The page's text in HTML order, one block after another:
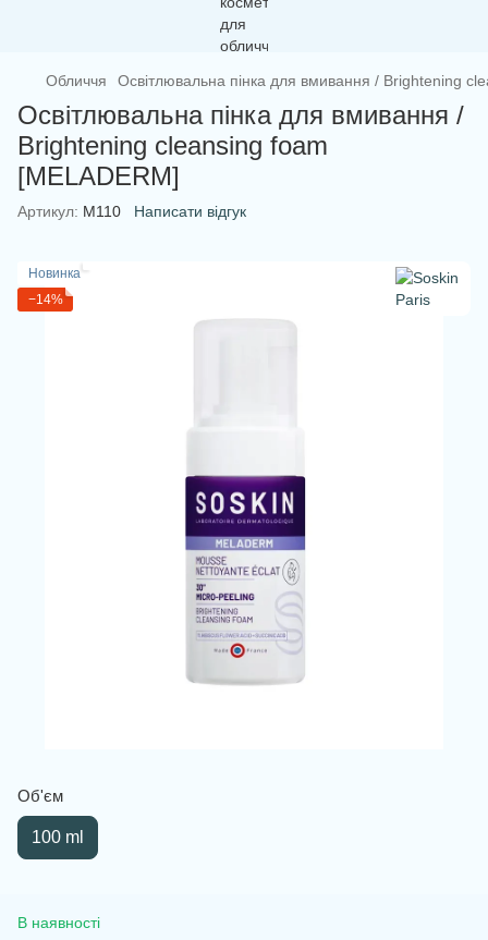
Обличчя Освітлювальна пінка для вмивання / Brightening
Освітлювальна пінка для вмивання /
Brightening cleansing foam
[MELADERM]
Артикул: М110 Написати відгук
Новинка
−14%
Об'єм
100 ml
В наявності